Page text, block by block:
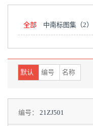
全部 中南标图集 （2）
默认 编号 名称
编号： 21ZJ501